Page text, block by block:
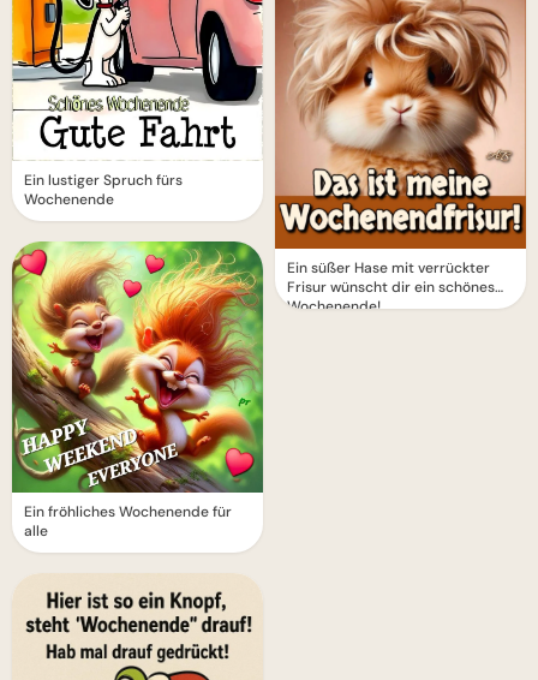
Ein lustiger Spruch fürs
Wochenende
Ein fröhliches Wochenende für
alle
Ein süßer Hase mit verrückter
Frisur wünscht dir ein schönes
Wochenende!